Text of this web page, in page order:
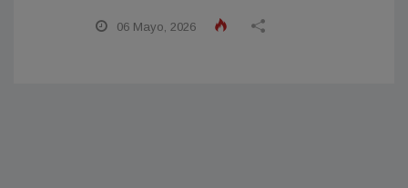
06 Mayo, 2026